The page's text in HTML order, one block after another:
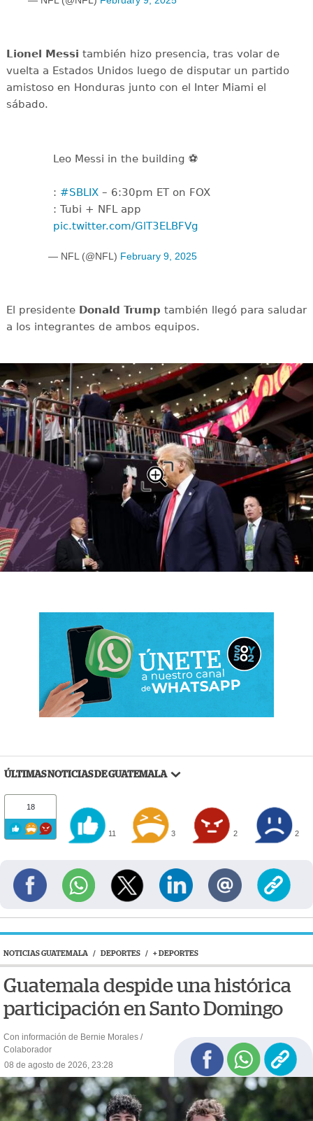
Lionel Messi también hizo presencia, tras volar de
vuelta a Estados Unidos luego de disputar un partido
amistoso en Honduras junto con el Inter Miami el
sábado.
Leo Messi in the building ⚽️
: #SBLIX– 6:30pm ET on FOX
: Tubi + NFL app
pic.twitter.com/GlT3ELBFVg
— NFL (@NFL) February 9, 2025
El presidenteDonald Trump también llegó para saludar
a los integrantes de ambos equipos.
ÚLTIMAS NOTICIAS DE GUATEMALA
18
11 3 2 2
NOTICIAS GUATEMALA / DEPORTES / + DEPORTES
Guatemala despide una histórica
participación en Santo Domingo
Con información de Bernie Morales /
Colaborador
08 de agosto de 2026, 23:28